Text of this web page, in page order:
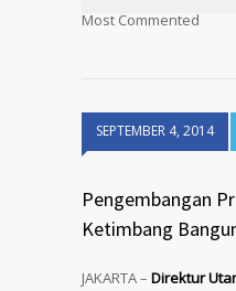
Most Commented
SEPTEMBER 4, 2014
Pengembangan
Ketimbang
JAKARTA – Direktur